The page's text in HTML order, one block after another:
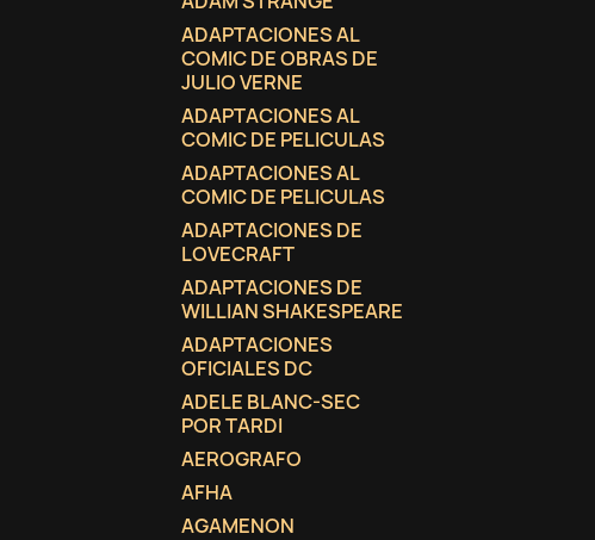
ADAPTACIONES AL
COMIC DE OBRAS DE
JULIO VERNE
ADAPTACIONES AL
COMIC DE PELICULAS
ADAPTACIONES AL
COMIC DE PELICULAS
ADAPTACIONES DE
LOVECRAFT
ADAPTACIONES DE
WILLIAN SHAKESPEARE
ADAPTACIONES
OFICIALES DC
ADELE BLANC-SEC
POR TARDI
AEROGRAFO
AFHA
AGAMENON